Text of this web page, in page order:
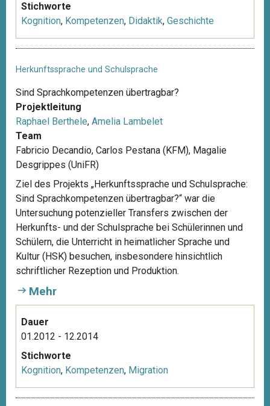
Stichworte
Kognition, Kompetenzen, Didaktik, Geschichte
Herkunftssprache und Schulsprache
Sind Sprachkompetenzen übertragbar?
Projektleitung
Raphael Berthele, Amelia Lambelet
Team
Fabricio Decandio, Carlos Pestana (KFM), Magalie
Desgrippes (UniFR)
Ziel des Projekts „Herkunftssprache und Schulsprache:
Sind Sprachkompetenzen übertragbar?“ war die
Untersuchung potenzieller Transfers zwischen der
Herkunfts- und der Schulsprache bei Schülerinnen und
Schülern, die Unterricht in heimatlicher Sprache und
Kultur (HSK) besuchen, insbesondere hinsichtlich
schriftlicher Rezeption und Produktion.
Mehr
Dauer
01.2012 - 12.2014
Stichworte
Kognition, Kompetenzen, Migration